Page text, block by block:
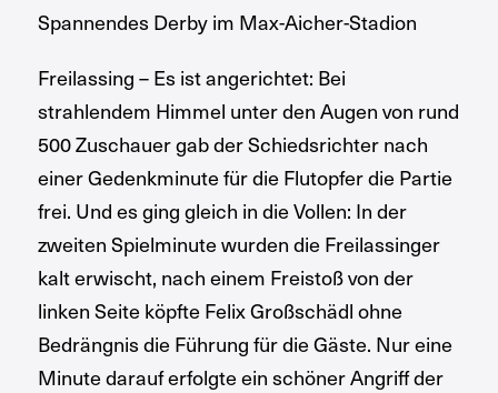
Spannendes Derby im Max-Aicher-Stadion
Freilassing – Es ist angerichtet: Bei
strahlendem Himmel unter den Augen von rund
500 Zuschauer gab der Schiedsrichter nach
einer Gedenkminute für die Flutopfer die Partie
frei. Und es ging gleich in die Vollen: In der
zweiten Spielminute wurden die Freilassinger
kalt erwischt, nach einem Freistoß von der
linken Seite köpfte Felix Großschädl ohne
Bedrängnis die Führung für die Gäste. Nur eine
Minute darauf erfolgte ein schöner Angriff der